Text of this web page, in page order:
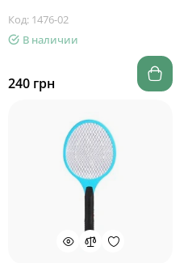
Код: 1476-02
В наличии
240 грн